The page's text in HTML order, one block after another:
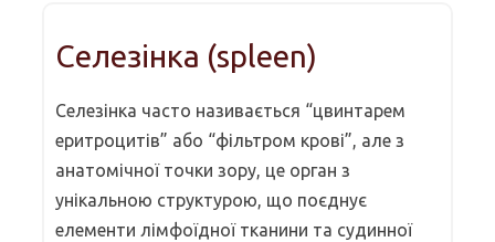
Селезінка (spleen)
Селезінка часто називається “цвинтарем
еритроцитів” або “фільтром крові”, але з
анатомічної точки зору, це орган з
унікальною структурою, що поєднує
елементи лімфоїдної тканини та судинної